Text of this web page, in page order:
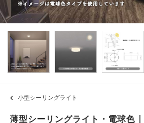
小型シーリングライト
薄型シーリングライト・電球色